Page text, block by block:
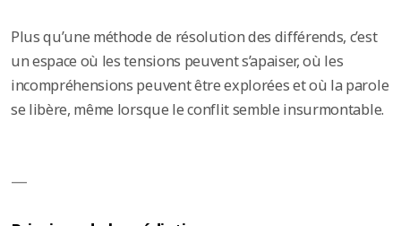
Plus qu’une méthode de résolution des différends, c’est
un espace où les tensions peuvent s’apaiser, où les
incompréhensions peuvent être explorées et où la parole
se libère, même lorsque le conflit semble insurmontable.
—